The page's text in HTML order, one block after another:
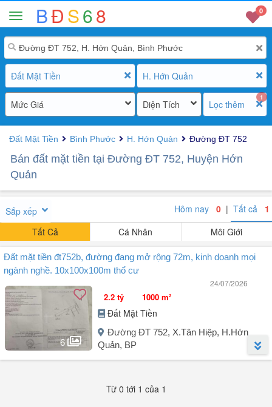
BĐS68 0
Đất Mặt Tiền H. Hớn Quản
Mức Giá Diện Tích
1
Lọc thêm
Đất Mặt Tiền Bình Phước H. Hớn Quản Đường ĐT 752
Bán đất mặt tiền tại Đường ĐT 752, Huyện Hớn
Quản
Sắp xếp Hôm nay 0 | Tất cả 1
Tất Cả
Cá Nhân Môi Giới
Đất mặt tiền đt752b, đường đang mở rộng 72m, kinh doanh mọi
ngành nghề. 10x100x100m thổ cư
24/07/2026
6
2.2 tỷ 1000 m²
Đất Mặt Tiền
Đường ĐT 752, X.Tân Hiệp, H.Hớn
Quản, BP
Đất Bình Phước, mặt tiền đường nhựa ĐT752B 10x100m có 100m
Từ 0 tới 1 của 1